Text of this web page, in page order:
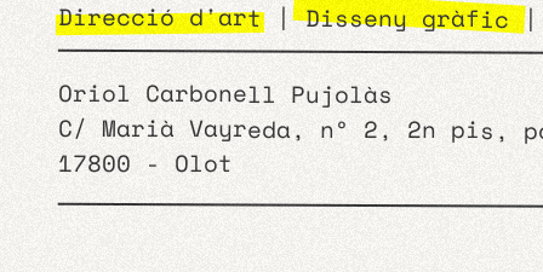
Direcció d'art| Disseny gràfic
Oriol Carbonell Pujolàs
C/ Marià Vayreda, nº 2, 2n pis,
17800 - Olot